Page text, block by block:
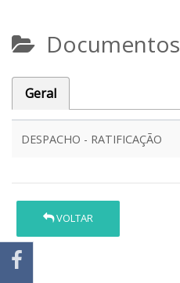
Documentos
Geral
DESPACHO - RATIFICAÇÃO
VOLTAR